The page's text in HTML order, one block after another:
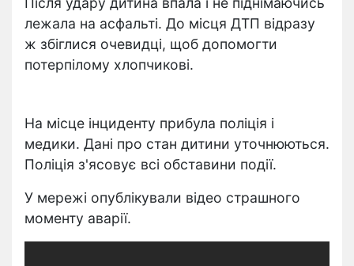
лежала на асфальті. До місця ДТП відразу
ж збіглися очевидці, щоб допомогти
потерпілому хлопчикові.
На місце інциденту прибула поліція і
медики. Дані про стан дитини уточнюються.
Поліція з'ясовує всі обставини події.
У мережі опублікували відео страшного
моменту аварії.